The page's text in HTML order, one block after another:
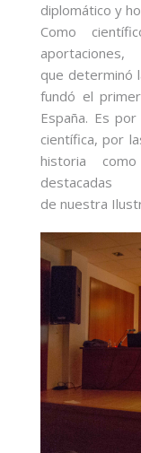
diplomático y
Como
que determinó
fundó el
España. Es
científica, por
historia
destacadas
de nuestra